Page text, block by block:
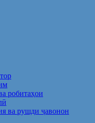
робитаҳои
ва рушди ҷавонон